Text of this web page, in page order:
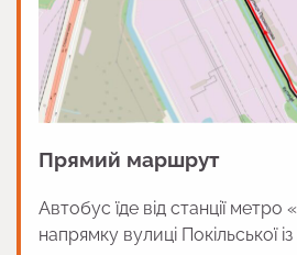
Прямий маршрут
Автобус їде від станції метро
напрямку вулиці Покільської